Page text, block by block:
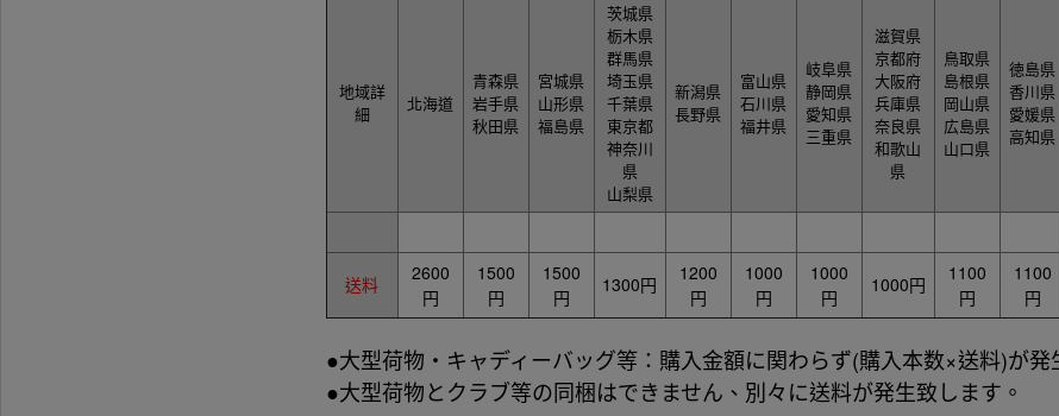
地域詳
細
北海道
青森県
岩手県
秋田県
宮城県
山形県
福島県
茨城県
栃木県
群馬県
埼玉県
千葉県
東京都
神奈川
県
山梨県
新潟県
長野県
富山県
石川県
福井県
岐阜県
静岡県
愛知県
三重県
滋賀県
京都府
大阪府
兵庫県
奈良県
和歌山
県
鳥取県
島根県
岡山県
広島県
山口県
徳島県
香川県
愛媛県
高知県
送料
2600
円
1500
円
1500
円
1300円
1200
円
1000
円
1000
円
1000円
1100
円
1100
円
●大型荷物・キャディーバッグ等：購入金額に関わらず(購入本数×送料)が発
●大型荷物とクラブ等の同梱はできません、別々に送料が発生致します。